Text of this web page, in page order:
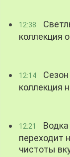
12:38
коллекция
12:14
коллекция
12:21
Водка
переходит
чистоты